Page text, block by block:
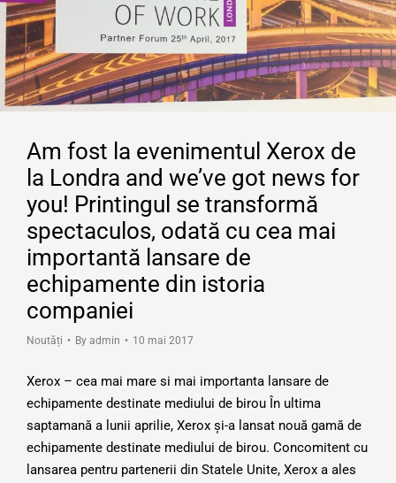
Am fost la evenimentul Xerox de
la Londra and we’ve got news for
you! Printingul se transformă
spectaculos, odată cu cea mai
importantă lansare de
echipamente din istoria
companiei
Noutăți By admin 10 mai 2017
Xerox – cea mai mare si mai importanta lansare de
echipamente destinate mediului de birou În ultima
saptamană a lunii aprilie, Xerox și-a lansat nouă gamă de
echipamente destinate mediului de birou. Concomitent cu
lansarea pentru partenerii din Statele Unite, Xerox a ales